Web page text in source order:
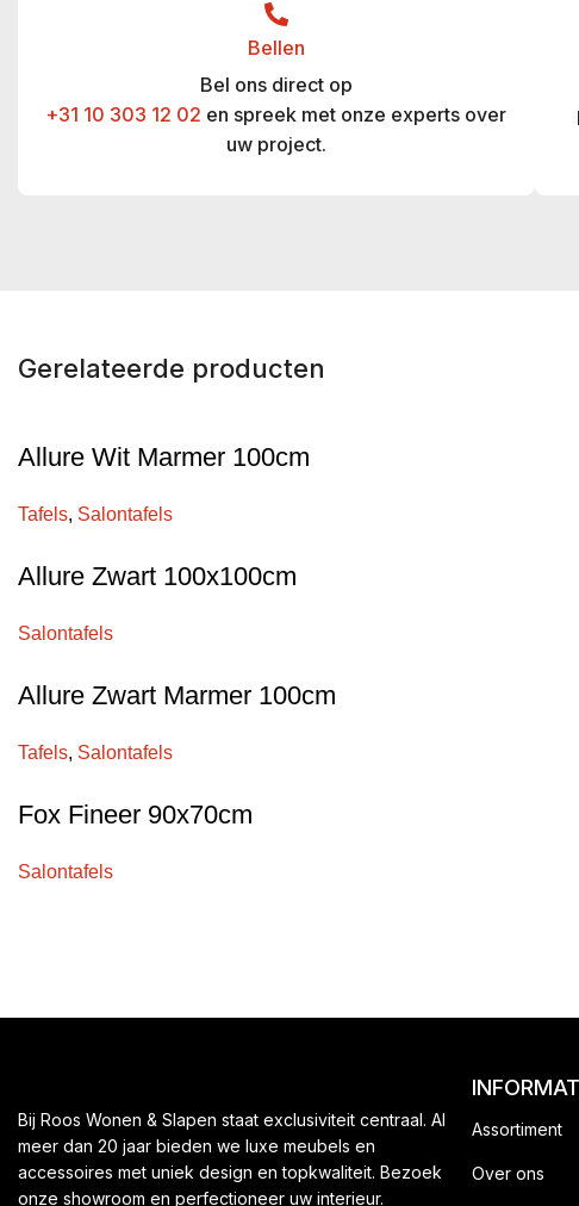
Bellen
Bel ons direct op
+31 10 303 12 02 en spreek met onze experts over
uw project.
Gerelateerde producten
Allure Wit Marmer 100cm
Tafels, Salontafels
Allure Zwart 100x100cm
Salontafels
Allure Zwart Marmer 100cm
Tafels, Salontafels
Fox Fineer 90x70cm
Salontafels
Bij Roos Wonen & Slapen staat exclusiviteit centraal. Al
meer dan 20 jaar bieden we luxe meubels en
accessoires met uniek design en topkwaliteit. Bezoek
onze showroom en perfectioneer uw interieur.
Assortiment
Over ons